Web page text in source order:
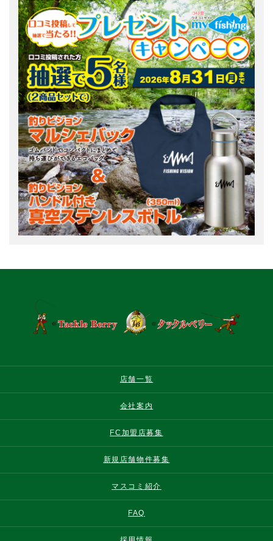
店舗一覧
会社案内
FC加盟店募集
新規店舗物件募集
マスコミ紹介
FAQ